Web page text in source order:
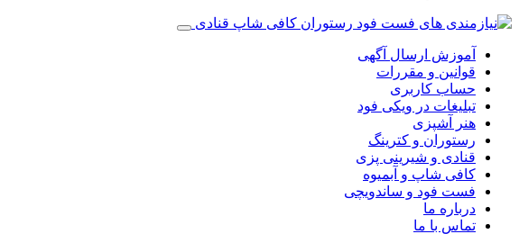
آموزش ارسال آگهی
قوانین و مقررات
حساب کاربری
تبلیغات در ویکی فود
هنر آشپزی
رستوران و کترینگ
قنادی و شیرینی پزی
کافی شاپ و آبمیوه
فست فود و ساندویچی
درباره ما
تماس با ما